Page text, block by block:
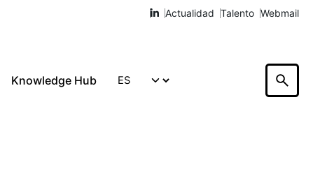
Actualidad Talento Webmail
Knowledge Hub